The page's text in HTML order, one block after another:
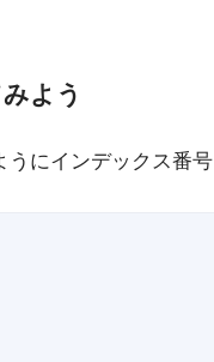
よう
にインデックス番